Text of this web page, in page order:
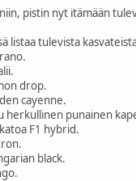
pistin nyt itämään
listaa tulevista
drop.
cayenne.
herkullinen punainen
F1 hybrid.
black.